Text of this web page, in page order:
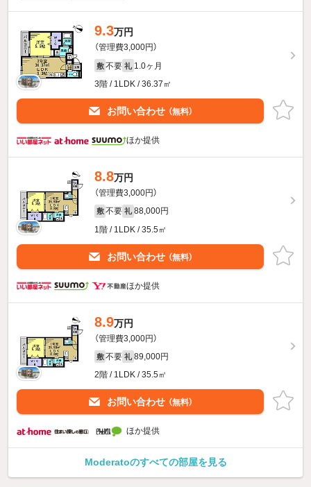
9.3万円
（管理費3,000円）
敷 不要 礼 1.0ヶ月
3階 / 1LDK / 36.37㎡
お問い合わせ （無料）
ほか提供
8.8万円
（管理費3,000円）
敷 不要 礼 88,000円
1階 / 1LDK / 35.5㎡
お問い合わせ （無料）
ほか提供
8.9万円
（管理費3,000円）
敷 不要 礼 89,000円
2階 / 1LDK / 35.5㎡
お問い合わせ （無料）
ほか提供
Moderatoのすべての部屋を見る